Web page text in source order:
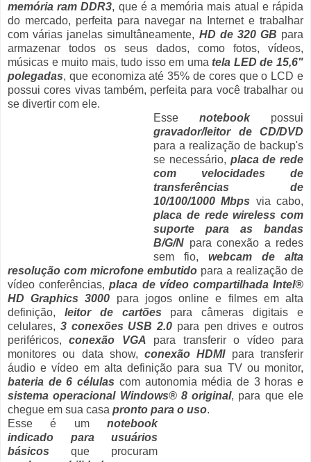
memória ram DDR3, que é a memória mais atual e rápida
do mercado, perfeita para navegar na Internet e trabalhar
com várias janelas simultâneamente, HD de 320 GB para
armazenar todos os seus dados, como fotos, vídeos,
músicas e muito mais, tudo isso em umatela LED de 15,6"
polegadas, que economiza até 35% de cores que o LCD e
possui cores vivas também, perfeita para você trabalhar ou
se divertir com ele.
Esse notebookpossui
gravador/leitor de CD/DVD
para a realização de backup's
se necessário, placa de rede
com velocidades de
transferências de
10/100/1000 Mbps via cabo,
placa de rede wireless com
suporte para as bandas
B/G/N para conexão a redes
sem fio, webcam de alta
resolução com microfone embutido para a realização de
vídeo conferências,placa de vídeo compartilhada Intel®
HD Graphics 3000 para jogos online e filmes em alta
definição, leitor de cartões para câmeras digitais e
celulares, 3 conexões USB 2.0 para pen drives e outros
periféricos,conexão VGA para transferir o vídeo para
monitores ou data show,conexão HDMIpara transferir
áudio e vídeo em alta definição para sua TV ou monitor,
bateria de 6 células com autonomia média de 3 horas e
sistema operacional Windows® 8 original, para que ele
chegue em sua casa pronto para o uso.
Esse é um notebook
indicado para usuários
básicos que procuram